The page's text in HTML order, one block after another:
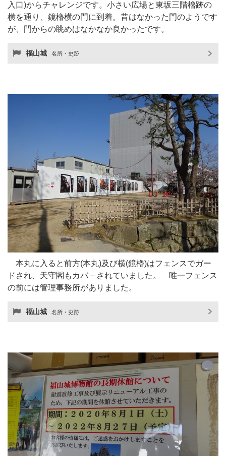
入口)からチャレンジです。小さい広場と東坂三階櫓跡の
横を通り、鏡櫓横の門に到着。昔はなかった門のようです
が、門からの眺めはなかなか良かったです。
福山城 名所・史跡
本丸に入ると前方(本丸)及び横(鏡櫓)はフェンスでガー
ドされ、天守閣もカバ－されていました。 唯一フェンス
の前には管理事務所がありました。
福山城 名所・史跡